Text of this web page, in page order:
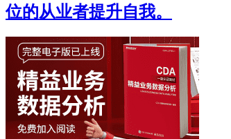
位的从业者提升自我。